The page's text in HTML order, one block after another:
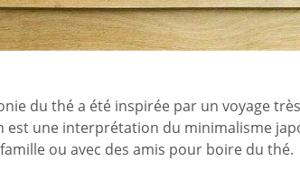
du thé a été inspirée par un voyage très
est une interprétation du minimalisme
ou avec des amis pour boire du thé.